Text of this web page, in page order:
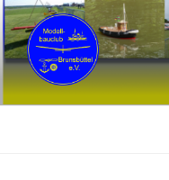
Zum
Inhalt
springen
MCB